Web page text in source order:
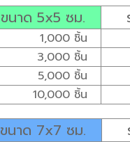
ขนาด 5x5 ซม.
1,000 ชิ้น
3,000 ชิ้น
5,000 ชิ้น
10,000 ชิ้น
ขนาด 7x7 ซม.